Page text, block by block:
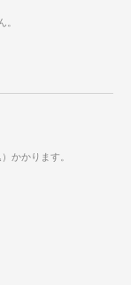
。
かかります。